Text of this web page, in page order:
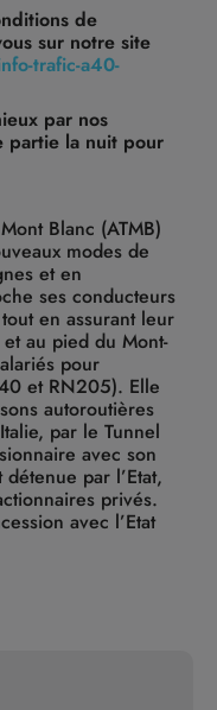
de
sur notre site
trafic-a40-
par nos
partie la nuit pour
Blanc (ATMB)
modes de
et en
ses conducteurs
en assurant leur
au pied du Mont-
pour
et RN205). Elle
autoroutières
par le Tunnel
avec son
par l’Etat,
privés.
avec l’Etat